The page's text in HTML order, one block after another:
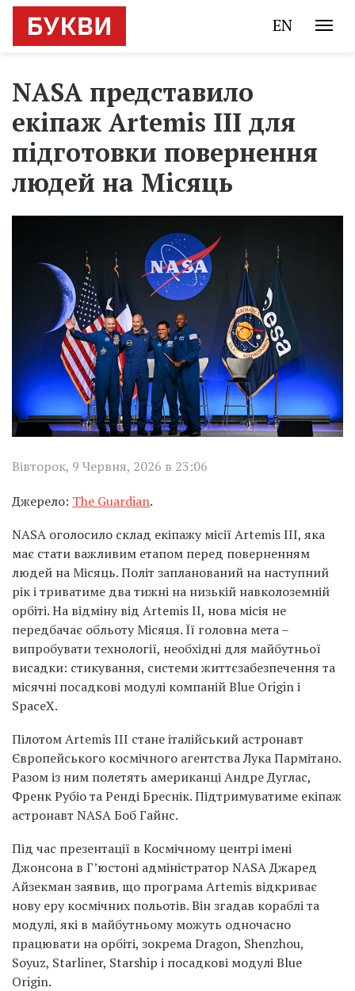
EN
NASA представило
екіпаж Artemis III для
підготовки повернення
людей на Місяць
Вівторок, 9 Червня, 2026 в 23:06
Джерело: The Guardian.
NASA оголосило склад екіпажу місії Artemis III, яка
має стати важливим етапом перед поверненням
людей на Місяць. Політ запланований на наступний
рік і триватиме два тижні на низькій навколоземній
орбіті. На відміну від Artemis II, нова місія не
передбачає обльоту Місяця. Її головна мета –
випробувати технології, необхідні для майбутньої
висадки: стикування, системи життєзабезпечення та
місячні посадкові модулі компаній Blue Origin і
SpaceX.
Пілотом Artemis III стане італійський астронавт
Європейського космічного агентства Лука Пармітано.
Разом із ним полетять американці Андре Дуглас,
Френк Рубіо та Ренді Бреснік. Підтримуватиме екіпаж
астронавт NASA Боб Гайнс.
Під час презентації в Космічному центрі імені
Джонсона в Г’юстоні адміністратор NASA Джаред
Айзекман заявив, що програма Artemis відкриває
нову еру космічних польотів. Він згадав кораблі та
модулі, які в майбутньому можуть одночасно
працювати на орбіті, зокрема Dragon, Shenzhou,
Soyuz, Starliner, Starship і посадкові модулі Blue
Origin.